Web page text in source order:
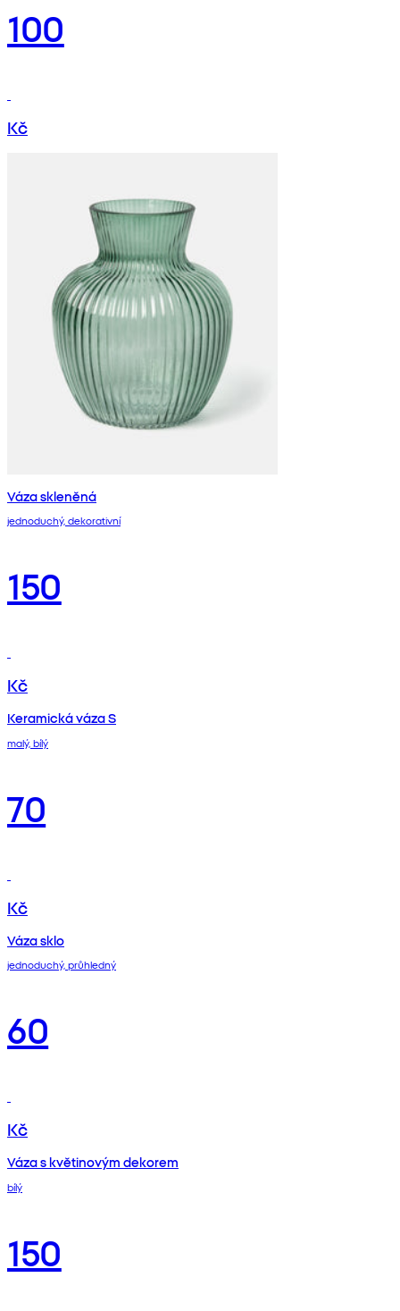
100
Kč
Váza skleněná
jednoduchý, dekorativní
150
Kč
Keramická váza S
malý, bílý
70
Kč
Váza sklo
jednoduchý, průhledný
60
Kč
Váza s květinovým dekorem
bílý
150